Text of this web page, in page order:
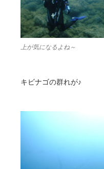
上が気になるよね～
キビナゴの群れが♪